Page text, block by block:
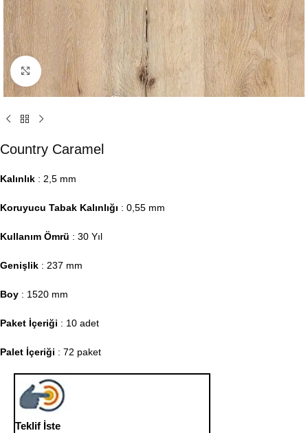
Click to enlarge
Country Caramel
Kalınlık : 2,5 mm
Koruyucu Tabak Kalınlığı : 0,55 mm
Kullanım Ömrü : 30 Yıl
Genişlik : 237 mm
Boy : 1520 mm
Paket İçeriği : 10 adet
Palet İçeriği : 72 paket
Teklif İste